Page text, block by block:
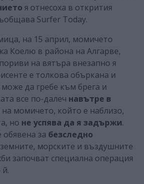
я отнесоха в открития
Surfer Today.
на 15 април, момичето
Коелю в района на Алгарве,
на вятъра внезапно я
е толкова объркана и
да гребе към брега и
все по-далеч навътре в
момичето, който е наблизо,
но не успява да я задържи.
за безследно
морските и въздушните
започват специална операция